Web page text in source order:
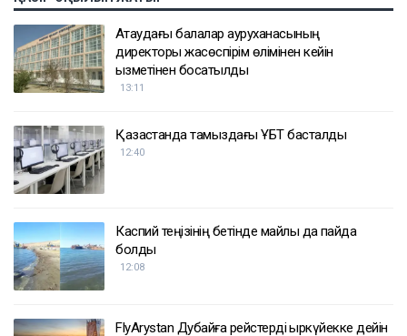
ҚАЗІР ОҚЫЛЫП ЖАТЫР
Ақтаудағы балалар ауруханасының
директоры жасөспірім өлімінен кейін
қызметінен босатылды
Қазақстанда тамыздағы ҰБТ басталды